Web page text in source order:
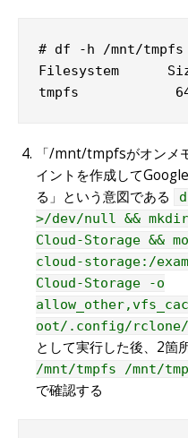
# df -h /mnt/tmpfs
Filesystem
tmpfs
「/mnt/tmpfsがオンメ
イントを作成して
る」という意図である
>/dev/null &&
Cloud-Storage &&
cloud-storage:/
Cloud-Storage -o
oot/.config/
として実行した後、2箇
/mnt/tmpfs /mnt/
で確認する